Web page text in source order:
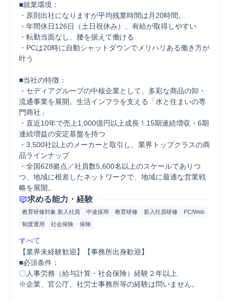
■就業環境：
・原則出社になりますが平均残業時間は月20時間。
・年間休日126日（土日祝休み）、有給が取得しやすい
・転勤当面なし、腰を据えて働ける
・PCは20時に自動シャットダウンでメリハリある働き方が
叶う
■当社の特徴：
・セディアグループの中核企業として、多彩な商品の卸・
流通事業を展開。生活インフラを支える「水と住まいの専
門商社」
・直近10年で売上1,000億円以上成長！15期連続増収・6期
連続増益の安定基盤を持つ
・3,500社以上のメーカーと取引し、業界トップクラスの商
品ラインナップ
・全国628拠点／社員数5,600名以上のスケールでありつ
つ、地域に根差したネットワークで、地域に最適な営業戦
略を展開。
求める能力・経験
教育研修対象 新入社員 中途採用 教育研修 新入社員研修
PC/Web
制度運用
社会保険 保険
すべて
【業界未経験歓迎】【事務所出身歓迎】
■必須条件：
〇人事労務（給与計算・社会保険）経験２年以上
※企業、官公庁、社労士事務所等の経験は問いません。